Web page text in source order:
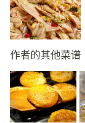
作者的其他菜谱